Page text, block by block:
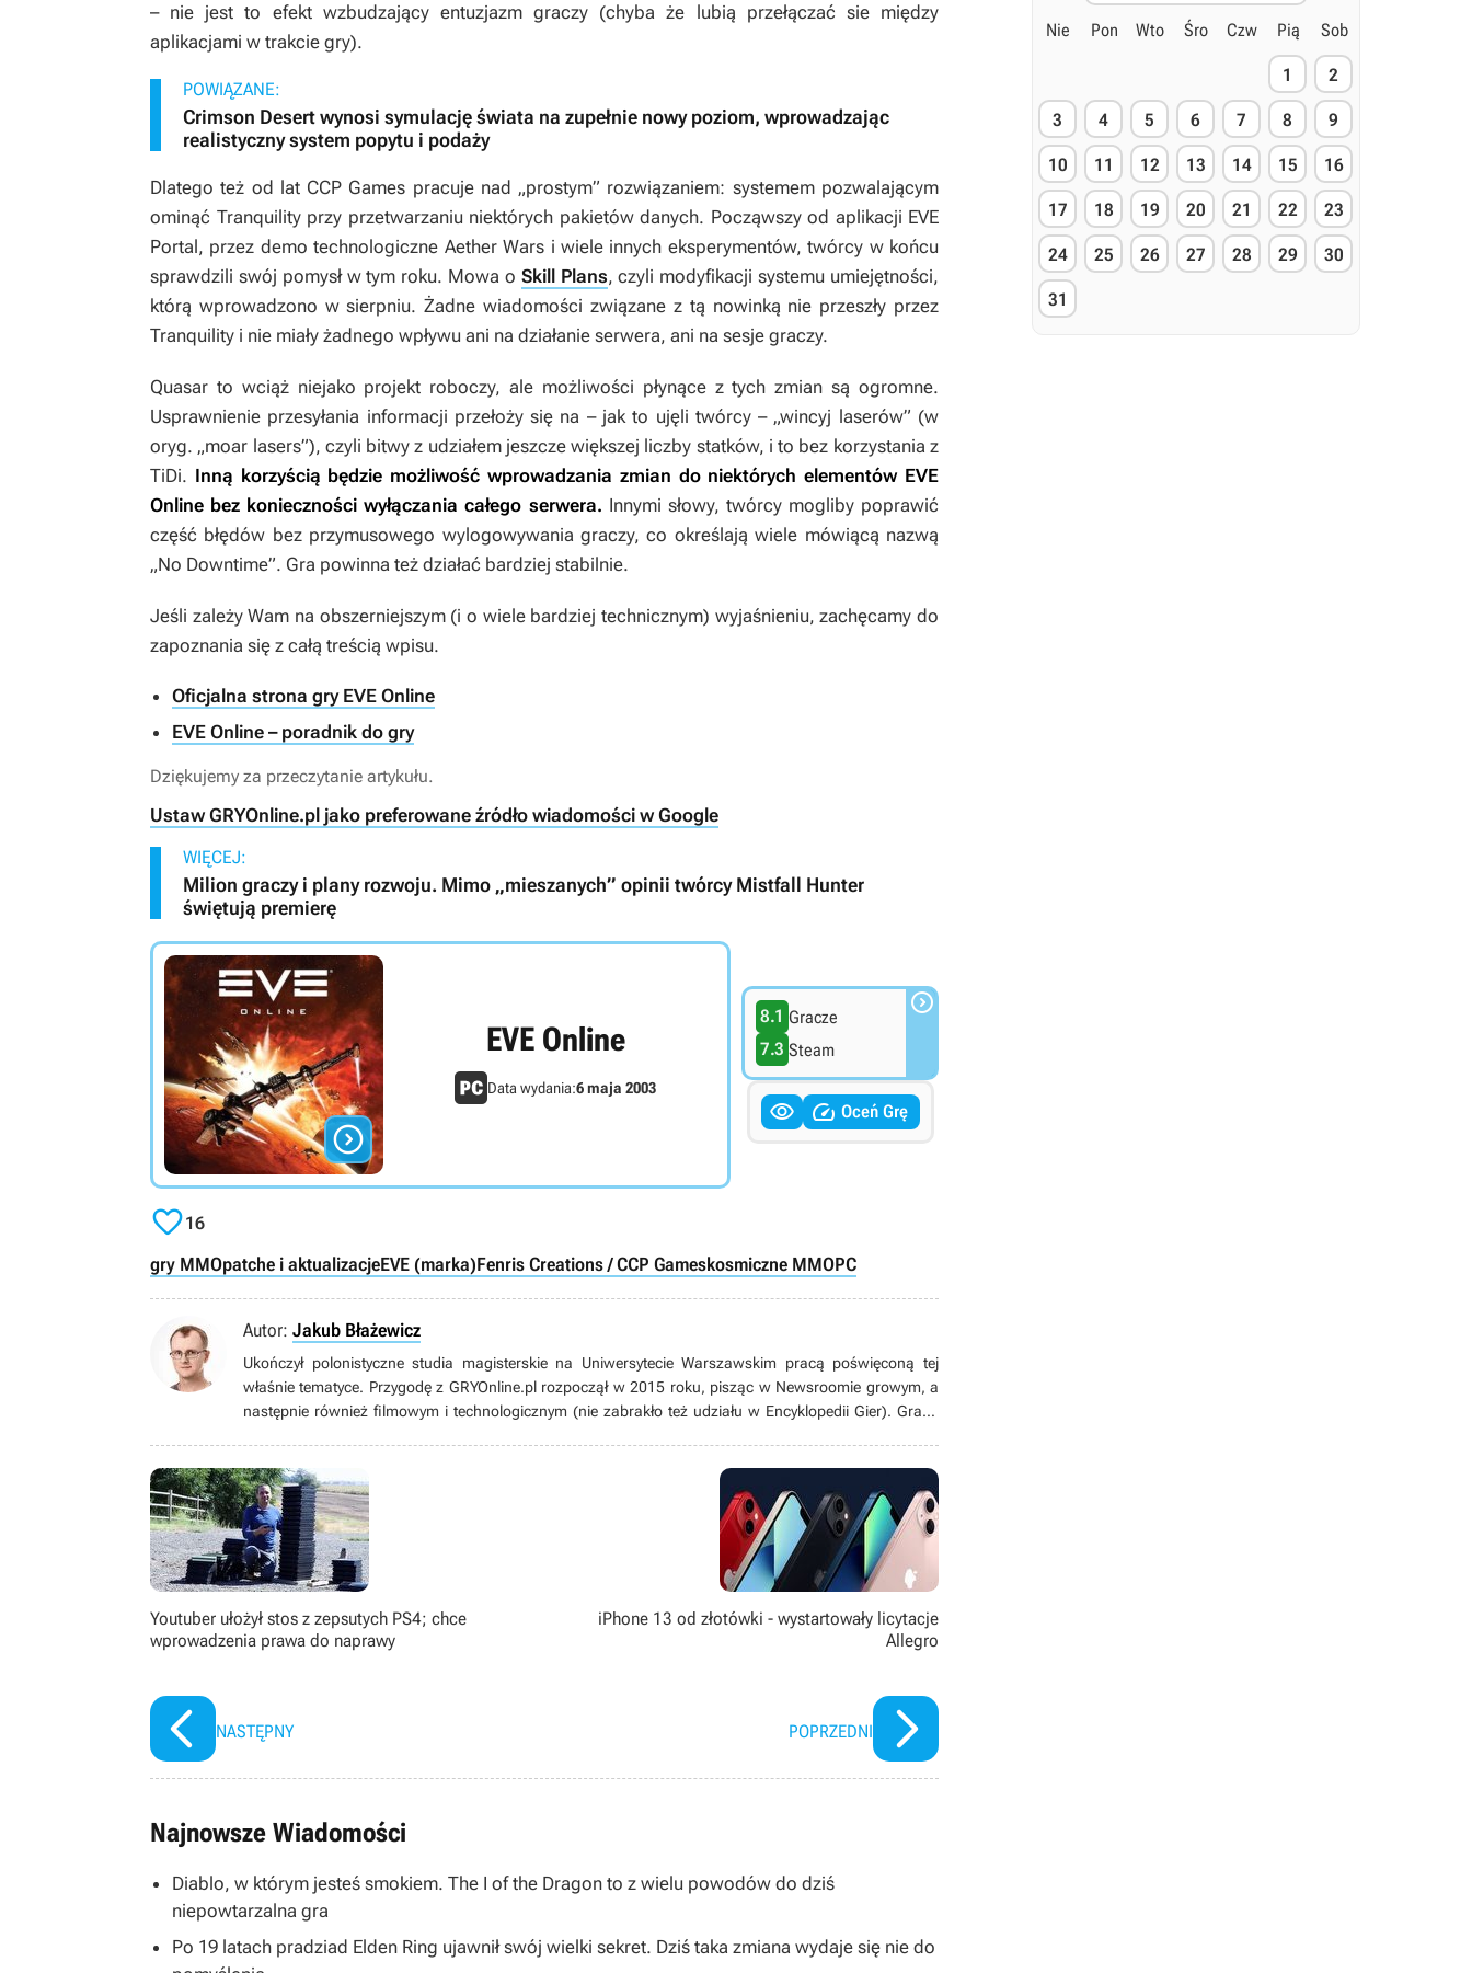
– nie jest to efekt wzbudzający entuzjazm graczy (chyba że lubią przełączać sie między
aplikacjami w trakcie gry).
POWIĄZANE:
Crimson Desert wynosi symulację świata na zupełnie nowy poziom, wprowadzając
realistyczny system popytu i podaży
Dlatego też od lat CCP Games pracuje nad „prostym” rozwiązaniem: systemem pozwalającym
ominąć Tranquility przy przetwarzaniu niektórych pakietów danych. Począwszy od aplikacji EVE
Portal, przez demo technologiczne Aether Wars i wiele innych eksperymentów, twórcy w końcu
sprawdzili swój pomysł w tym roku. Mowa o Skill Plans, czyli modyfikacji systemu umiejętności,
którą wprowadzono w sierpniu. Żadne wiadomości związane z tą nowinką nie przeszły przez
Tranquility i nie miały żadnego wpływu ani na działanie serwera, ani na sesje graczy.
Quasar to wciąż niejako projekt roboczy, ale możliwości płynące z tych zmian są ogromne.
Usprawnienie przesyłania informacji przełoży się na – jak to ujęli twórcy – „wincyj laserów” (w
oryg. „moar lasers”), czyli bitwy z udziałem jeszcze większej liczby statków, i to bez korzystania z
TiDi. Inną korzyścią będzie możliwość wprowadzania zmian do niektórych elementów EVE
Online bez konieczności wyłączania całego serwera. Innymi słowy, twórcy mogliby poprawić
część błędów bez przymusowego wylogowywania graczy, co określają wiele mówiącą nazwą
„No Downtime”. Gra powinna też działać bardziej stabilnie.
Jeśli zależy Wam na obszerniejszym (i o wiele bardziej technicznym) wyjaśnieniu, zachęcamy do
zapoznania się z całą treścią wpisu.
Oficjalna strona gry EVE Online
EVE Online – poradnik do gry
Dziękujemy za przeczytanie artykułu.
Ustaw GRYOnline.pl jako preferowane źródło wiadomości w Google
WIĘCEJ:
Milion graczy i plany rozwoju. Mimo „mieszanych” opinii twórcy Mistfall Hunter
świętują premierę

EVE Online
Data wydania:6 maja 2003
8.1 Gracze
7.3 Steam

  Oceń Grę
16
gry MMOpatche i aktualizacjeEVE (marka)Fenris Creations / CCP Gameskosmiczne MMOPC
Autor: Jakub Błażewicz
Ukończył polonistyczne studia magisterskie na Uniwersytecie Warszawskim pracą poświęconą tej
właśnie tematyce. Przygodę z GRYOnline.pl rozpoczął w 2015 roku, pisząc w Newsroomie growym, a
następnie również filmowym i technologicznym (nie zabrakło też udziału w Encyklopedii Gier). Grami
papierowymi), bijatykami, soulslike’ami i w zasadzie wszystkim, co dotyczy gier jako takich. Potrafi
zachwycać się pikselowymi postaciami z gier pamiętających czasy Game Boya łupanego (jeśli nie
starszymi).
Youtuber ułożył stos z zepsutych PS4; chce
wprowadzenia prawa do naprawy
NASTĘPNY
iPhone 13 od złotówki - wystartowały licytacje
Allegro
POPRZEDNI
Najnowsze Wiadomości
Diablo, w którym jesteś smokiem. The I of the Dragon to z wielu powodów do dziś
niepowtarzalna gra
Po 19 latach pradziad Elden Ring ujawnił swój wielki sekret. Dziś taka zmiana wydaje się nie do
Nie Pon Wto Śro Czw Pią Sob
1 2
3 4 5 6 7 8 9
10 11 12 13 14 15 16
17 18 19 20 21 22 23
24 25 26 27 28 29 30
31